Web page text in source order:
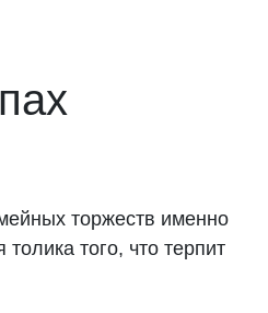
торжеств именно
того, что терпит